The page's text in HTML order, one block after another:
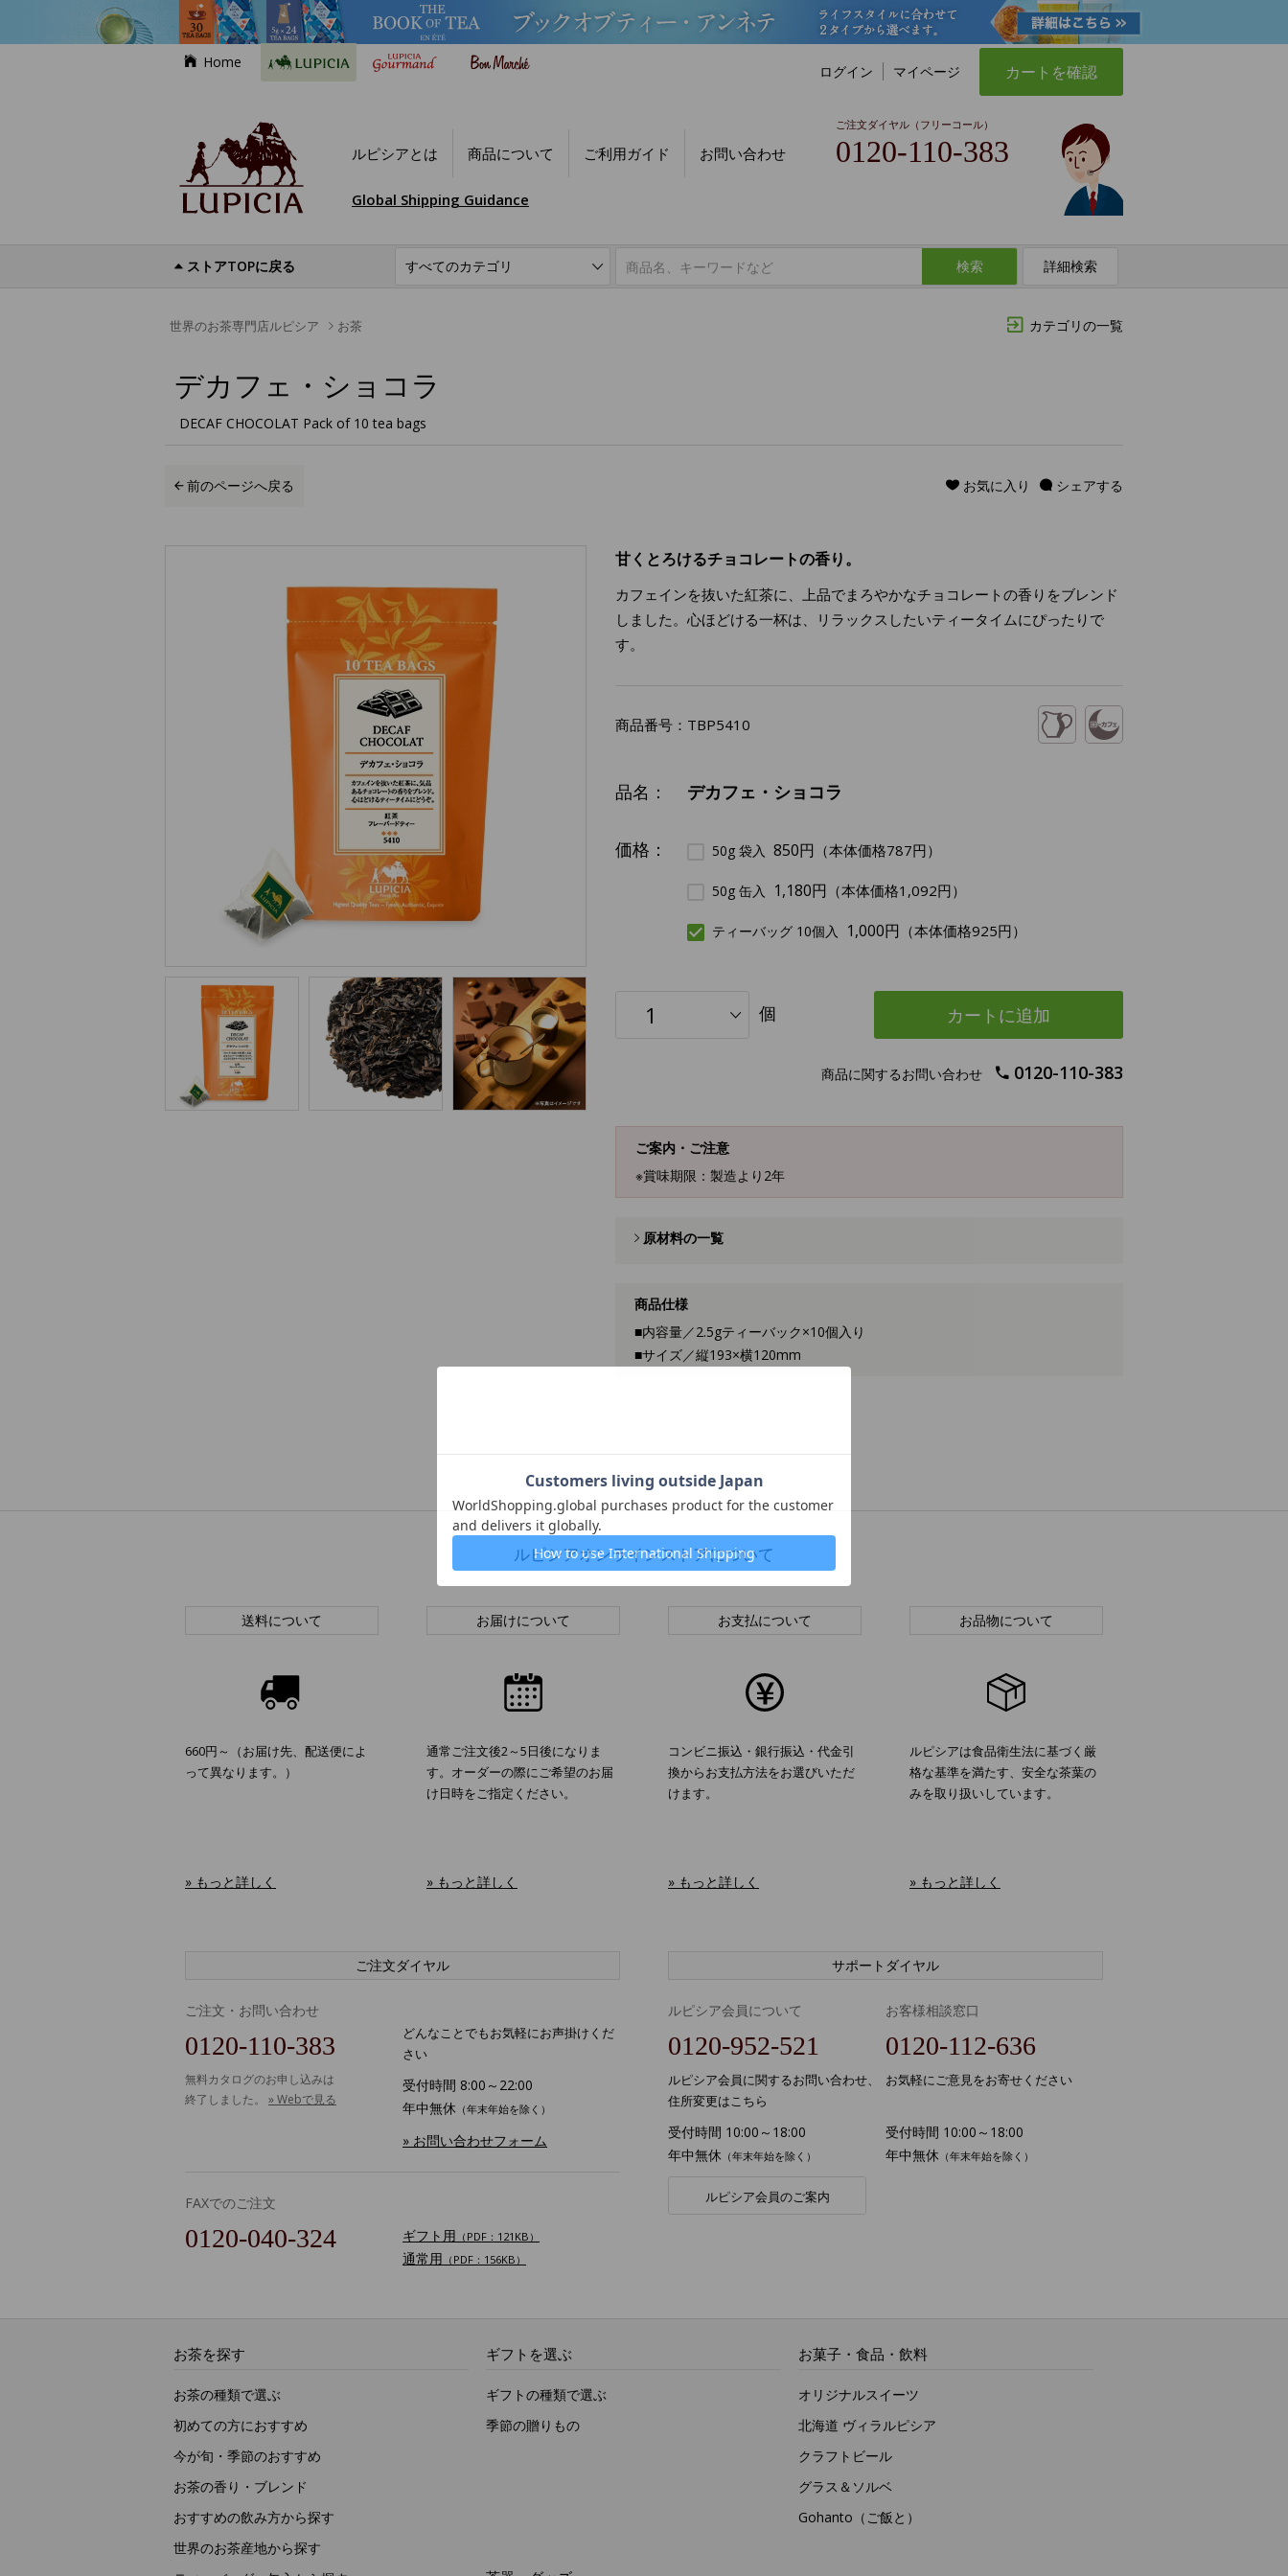
Home
ログイン マイページ カートを確認
ルピシアとは 商品について ご利用ガイド お問い合わせ
ご注文ダイヤル（フリーコール）
0120-110-383
Global Shipping Guidance
ストアTOPに戻る 検索 詳細検索
カテゴリの一覧
世界のお茶専門店ルピシア お茶
デカフェ・ショコラ
DECAF CHOCOLAT Pack of 10 tea bags
前のページへ戻る シェアする
お気に入り
甘くとろけるチョコレートの香り。
カフェインを抜いた紅茶に、上品でまろやかなチョコレートの香りをブレンド
しました。心ほどける一杯は、リラックスしたいティータイムにぴったりで
す。
商品番号： TBP5410
品名： デカフェ・ショコラ
価格： 50g 袋入 850円 （本体価格787円）
50g 缶入 1,180円 （本体価格1,092円）
ティーバッグ 10個入 1,000円 （本体価格925円）
個 カートに追加
商品に関するお問い合わせ 0120-110-383
ご案内・ご注意
※賞味期限：製造より2年
原材料の一覧
商品仕様
■内容量／2.5gティーバック×10個入り
■サイズ／縦193×横120mm
ルピシアオンラインストアについて
送料について
660円～（お届け先、配送便によ
って異なります。）
» もっと詳しく
お届けについて
通常ご注文後2～5日後になりま
す。オーダーの際にご希望のお届
け日時をご指定ください。
» もっと詳しく
お支払について
コンビニ振込・銀行振込・代金引
換からお支払方法をお選びいただ
けます。
» もっと詳しく
お品物について
ルピシアは食品衛生法に基づく厳
格な基準を満たす、安全な茶葉の
みを取り扱いしています。
» もっと詳しく
ご注文ダイヤル
ご注文・お問い合わせ
0120-110-383
無料カタログのお申し込みは
終了しました。 » Webで見る
どんなことでもお気軽にお声掛けくだ
さい
受付時間 8:00～22:00
年中無休 （年末年始を除く）
» お問い合わせフォーム
FAXでのご注文
0120-040-324 ギフト用 （PDF：121KB）
通常用 （PDF：156KB）
サポートダイヤル
ルピシア会員について
0120-952-521
ルピシア会員に関するお問い合わせ、
住所変更はこちら
受付時間 10:00～18:00
年中無休 （年末年始を除く）
ルピシア会員のご案内
お客様相談窓口
0120-112-636
お気軽にご意見をお寄せください
受付時間 10:00～18:00
年中無休 （年末年始を除く）
お茶を探す
お茶の種類で選ぶ
初めての方におすすめ
今が旬・季節のおすすめ
お茶の香り・ブレンド
おすすめの飲み方から探す
世界のお茶産地から探す
ギフトを選ぶ
ギフトの種類で選ぶ
季節の贈りもの
お菓子・食品・飲料
オリジナルスイーツ
北海道 ヴィラルピシア
クラフトビール
グラス＆ソルベ
Gohanto（ご飯と）